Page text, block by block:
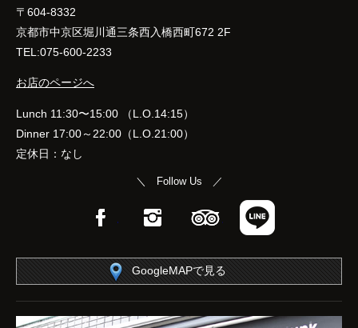
〒604-8332
京都市中京区堀川通三条西入橋西町672 2F
TEL:075-600-2233
お店のページへ
Lunch 11:30〜15:00 （L.O.14:15）
Dinner 17:00～22:00（L.O.21:00）
定休日：なし
＼ Follow Us ／
FacebookInstagramTripAdvisor
GoogleMAPで見る